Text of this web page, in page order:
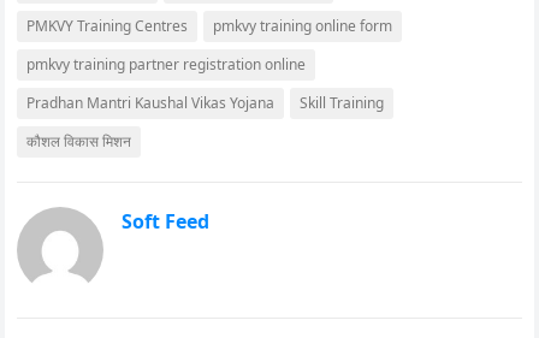
PMKVY Training Centres
pmkvy training online form
pmkvy training partner registration online
Pradhan Mantri Kaushal Vikas Yojana
Skill Training
कौशल विकास मिशन
Soft Feed